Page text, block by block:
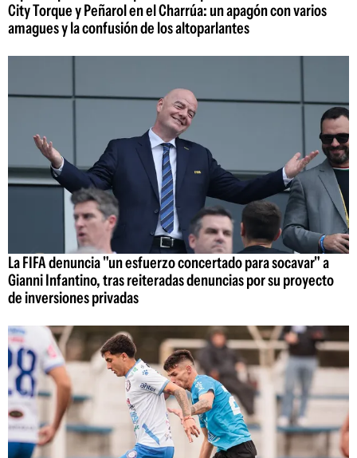
City Torque y Peñarol en el Charrúa: un apagón con varios
amagues y la confusión de los altoparlantes
La FIFA denuncia "un esfuerzo concertado para socavar" a
Gianni Infantino, tras reiteradas denuncias por su proyecto
de inversiones privadas